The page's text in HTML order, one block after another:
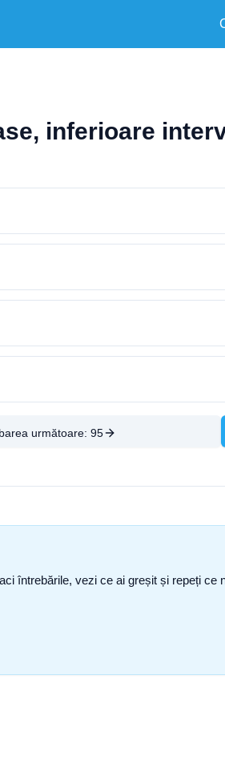
inferioare
următoare: 95
întrebările, vezi ce ai greșit și repeți